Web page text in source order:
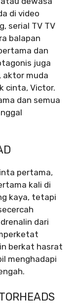
di video
serial TV TV
balapan
dan
juga
aktor muda
cinta, Victor.
dan semua
pertama,
kali di
kaya, tetapi
dari
berkat hasrat
menghadapi